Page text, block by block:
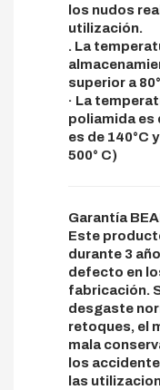
los nudos
utilización.
. La
superior a
· La
poliamida es
es de 140°C
500° C)
Garantía
Este
durante 3
defecto en
fabricación.
desgaste
retoques, el
mala
los
las